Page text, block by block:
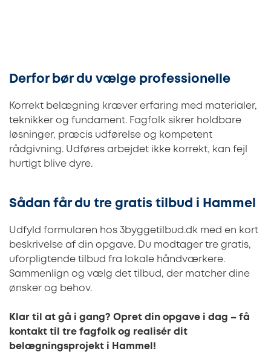
Derfor bør du vælge professionelle
Korrekt belægning kræver erfaring med materialer,
teknikker og fundament. Fagfolk sikrer holdbare
løsninger, præcis udførelse og kompetent
rådgivning. Udføres arbejdet ikke korrekt, kan fejl
hurtigt blive dyre.
Sådan får du tre gratis tilbud i Hammel
Udfyld formularen hos 3byggetilbud.dk med en kort
beskrivelse af din opgave. Du modtager tre gratis,
uforpligtende tilbud fra lokale håndværkere.
Sammenlign og vælg det tilbud, der matcher dine
ønsker og behov.
Klar til at gå i gang? Opret din opgave i dag – få
kontakt til tre fagfolk og realisér dit
belægningsprojekt i Hammel!